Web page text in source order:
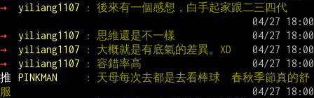
→
yiliang1107 : 後來有一個感想，白手起家跟二三四代
→ yiliang1107
: 思維還是不一樣
→
yiliang1107
: 大概就是有底氣的差異。XD
→
yiliang1107
: 容錯率高
推
PINKMAN
: 天母每次去都是去看棒球  春秋季節真的舒
服